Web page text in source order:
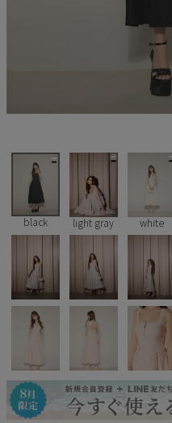
JENNNY
COMEX
Rechercher
Pleaser
black light gray white